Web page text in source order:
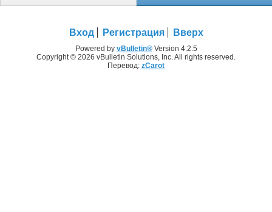
Вход Регистрация Вверх
Powered by vBulletin®Version 4.2.5
Copyright © 2026 vBulletin Solutions, Inc. All rights reserved.
Перевод: zCarot